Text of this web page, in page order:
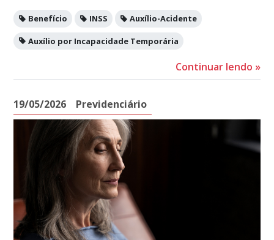
Benefício INSS Auxílio-Acidente
Auxílio por Incapacidade Temporária
Continuar lendo »
19/05/2026 Previdenciário